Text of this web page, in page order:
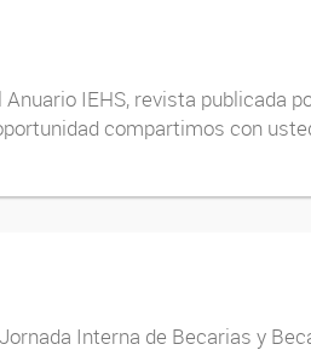
IEHS, revista publicada
compartimos con
Interna de Becarias y